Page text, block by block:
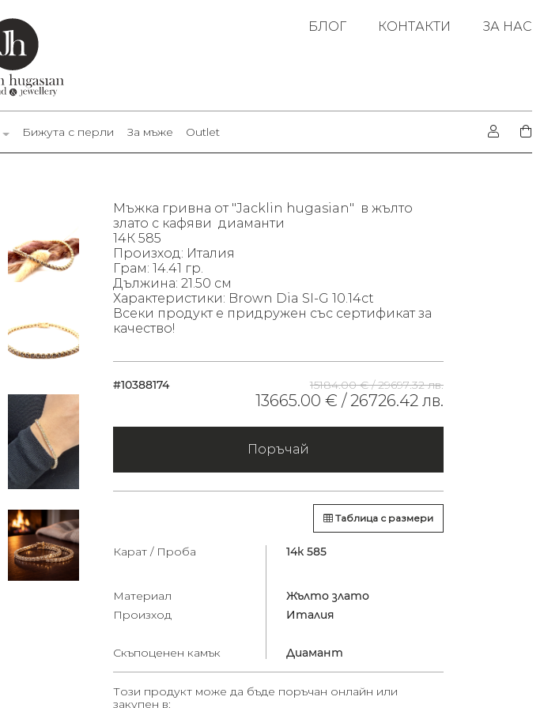
БЛОГ КОНТАКТИ ЗА НАС
Бижута с перли За мъже Outlet
Мъжка гривна от "Jacklin hugasian" в жълто
злато с кафяви диаманти
14К 585
Произход: Италия
Грам: 14.41 гр.
Дължина: 21.50 см
Характеристики: Brown Dia SI-G 10.14ct
Всеки продукт е придружен със сертификат за
качество!
#10388174 15184.00 € /29697.32 лв.
13665.00 € / 26726.42 лв.
Поръчай
Таблица с размери
Карат / Проба 14к 585
Материал
Жълто злато
Произход
Италия
Скъпоценен камък Диамант
Този продукт може да бъде поръчан онлайн или
закупен в: